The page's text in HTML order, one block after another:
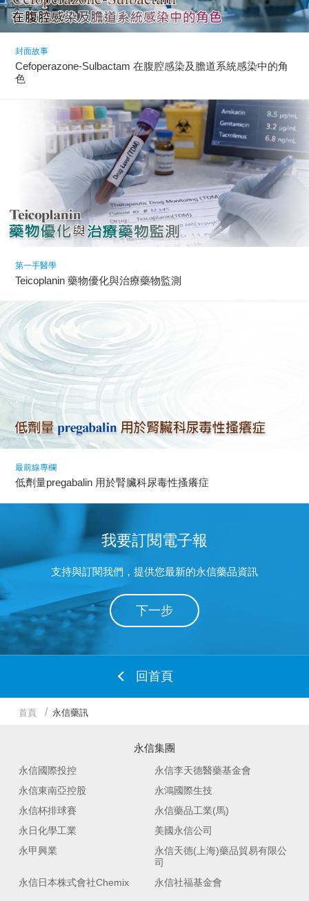
封面故事
Cefoperazone-Sulbactam 在腹腔感染及膽道系統感染中的角
色
第一手醫學
Teicoplanin 藥物優化與治療藥物監測
最前線專欄
低劑量pregabalin 用於腎臟科尿毒性搔癢症
我要訂閱電子報
支持與訂閱我們，提供您最新的永信藥品資訊
下一步
回首頁
首頁 永信藥訊
永信集團
永信國際投控
永信李天德醫藥基金會
永信東南亞控股
永鴻國際生技
永信杯排球賽
永信藥品工業(馬)
永日化學工業
美國永信公司
永甲興業
永信天德(上海)藥品貿易有限公
司
永信日本株式會社Chemix
永信社福基金會